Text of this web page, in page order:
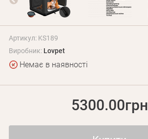
Артикул: KS189
Виробник: Lovpet
Немає в наявності
5300.00грн